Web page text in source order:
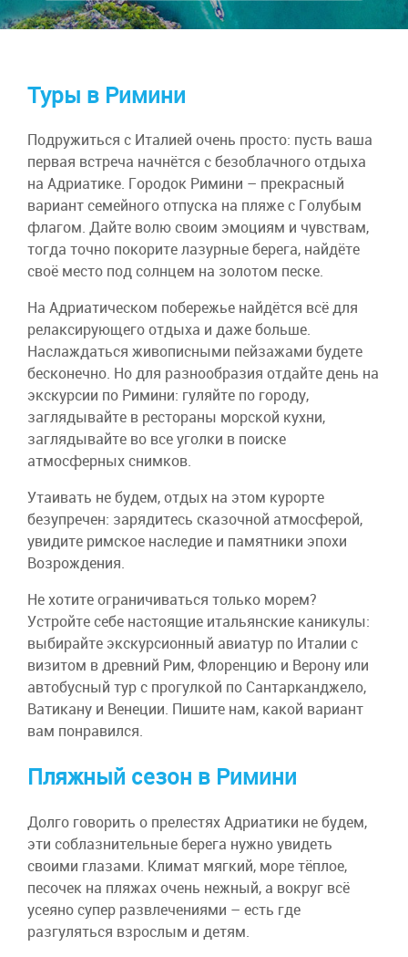
Туры в Римини
Подружиться с Италией очень просто: пусть ваша
первая встреча начнётся с безоблачного отдыха
на Адриатике. Городок Римини – прекрасный
вариант семейного отпуска на пляже с Голубым
флагом. Дайте волю своим эмоциям и чувствам,
тогда точно покорите лазурные берега, найдёте
своё место под солнцем на золотом песке.
На Адриатическом побережье найдётся всё для
релаксирующего отдыха и даже больше.
Наслаждаться живописными пейзажами будете
бесконечно. Но для разнообразия отдайте день на
экскурсии по Римини: гуляйте по городу,
заглядывайте в рестораны морской кухни,
заглядывайте во все уголки в поиске
атмосферных снимков.
Утаивать не будем, отдых на этом курорте
безупречен: зарядитесь сказочной атмосферой,
увидите римское наследие и памятники эпохи
Возрождения.
Не хотите ограничиваться только морем?
Устройте себе настоящие итальянские каникулы:
выбирайте экскурсионный авиатур по Италии с
визитом в древний Рим, Флоренцию и Верону или
автобусный тур с прогулкой по Сантарканджело,
Ватикану и Венеции. Пишите нам, какой вариант
вам понравился.
Пляжный сезон в Римини
Долго говорить о прелестях Адриатики не будем,
эти соблазнительные берега нужно увидеть
своими глазами. Климат мягкий, море тёплое,
песочек на пляжах очень нежный, а вокруг всё
усеяно супер развлечениями – есть где
разгуляться взрослым и детям.